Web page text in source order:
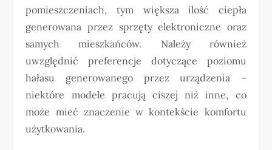
pomieszczeniach, tym większa ilość ciepła
generowana przez sprzęty elektroniczne oraz
samych mieszkańców. Należy również
uwzględnić preferencje dotyczące poziomu
hałasu generowanego przez urządzenia –
niektóre modele pracują ciszej niż inne, co
może mieć znaczenie w kontekście komfortu
użytkowania.